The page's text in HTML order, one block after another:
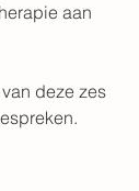
aan
deze zes